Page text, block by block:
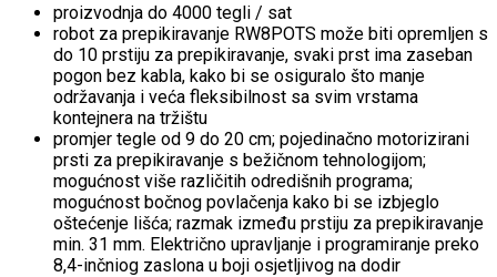
proizvodnja do 4000 tegli / sat
robot za prepikiravanje RW8POTS može biti opremljen s
do 10 prstiju za prepikiravanje, svaki prst ima zaseban
pogon bez kabla, kako bi se osiguralo što manje
održavanja i veća fleksibilnost sa svim vrstama
kontejnera na tržištu
promjer tegle od 9 do 20 cm; pojedinačno motorizirani
prsti za prepikiravanje s bežičnom tehnologijom;
mogućnost više različitih odredišnih programa;
mogućnost bočnog povlačenja kako bi se izbjeglo
oštećenje lišća; razmak između prstiju za prepikiravanje
min. 31 mm. Električno upravljanje i programiranje preko
8,4-inčniog zaslona u boji osjetljivog na dodir